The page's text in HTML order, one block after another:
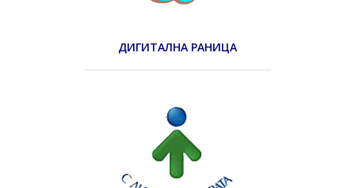
ДИГИТАЛНА РАНИЦА